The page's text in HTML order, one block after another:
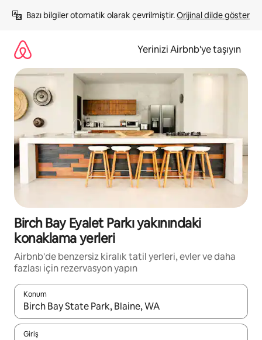
atla
Bazı bilgiler otomatik olarak çevrilmiştir. Orijinal dilde göster
Yerinizi Airbnb'ye taşıyın
Birch Bay Eyalet Parkı yakınındaki
konaklama yerleri
Airbnb'de benzersiz kiralık tatil yerleri, evler ve daha
fazlası için rezervasyon yapın
Konum
Sonuçlar kullanılabilir olduğunda yukarı ve aşağı oklarıyla
Giriş